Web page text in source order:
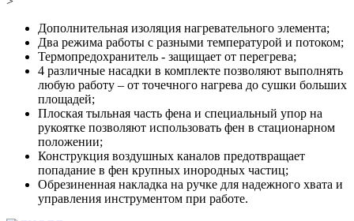
Дополнительная изоляция нагревательного элемента;
Два режима работы с разными температурой и потоком;
Термопредохранитель - защищает от перегрева;
4 различные насадки в комплекте позволяют выполнять
любую работу – от точечного нагрева до сушки больших
площадей;
Плоская тыльная часть фена и специальный упор на
рукоятке позволяют использовать фен в стационарном
положении;
Конструкция воздушных каналов предотвращает
попадание в фен крупных инородных частиц;
Обрезиненная накладка на ручке для надежного хвата и
управления инструментом при работе.